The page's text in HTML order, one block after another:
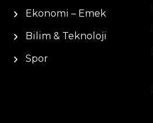
Ekonomi – Emek
Bilim & Teknoloji
Spor